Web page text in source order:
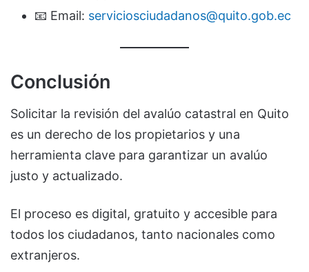
📧 Email: serviciosciudadanos@quito.gob.ec
Conclusión
Solicitar la revisión del avalúo catastral en Quito
es un derecho de los propietarios y una
herramienta clave para garantizar un avalúo
justo y actualizado.
El proceso es digital, gratuito y accesible para
todos los ciudadanos, tanto nacionales como
extranjeros.